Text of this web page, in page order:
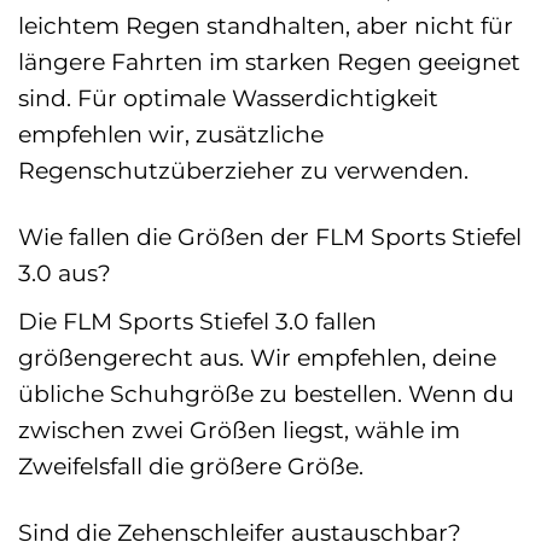
leichtem Regen standhalten, aber nicht für
längere Fahrten im starken Regen geeignet
sind. Für optimale Wasserdichtigkeit
empfehlen wir, zusätzliche
Regenschutzüberzieher zu verwenden.
Wie fallen die Größen der FLM Sports Stiefel
3.0 aus?
Die FLM Sports Stiefel 3.0 fallen
größengerecht aus. Wir empfehlen, deine
übliche Schuhgröße zu bestellen. Wenn du
zwischen zwei Größen liegst, wähle im
Zweifelsfall die größere Größe.
Sind die Zehenschleifer austauschbar?